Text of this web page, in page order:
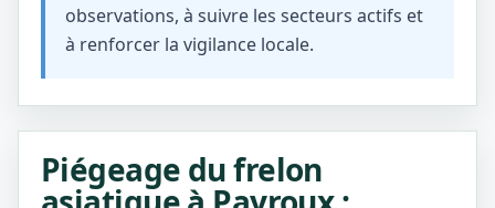
observations, à suivre les secteurs actifs et
à renforcer la vigilance locale.
Piégeage du frelon